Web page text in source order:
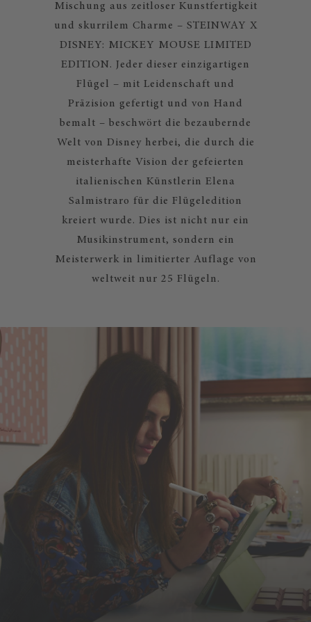
Mischung aus zeitloser Kunstfertigkeit
und skurrilem Charme – STEINWAY X
DISNEY: MICKEY MOUSE LIMITED
EDITION. Jeder dieser einzigartigen
Flügel – mit Leidenschaft und
Präzision gefertigt und von Hand
bemalt – beschwört die bezaubernde
Welt von Disney herbei, die durch die
meisterhafte Vision der gefeierten
italienischen Künstlerin Elena
Salmistraro für die Flügeledition
kreiert wurde. Dies ist nicht nur ein
Musikinstrument, sondern ein
Meisterwerk in limitierter Auflage von
weltweit nur 25 Flügeln.